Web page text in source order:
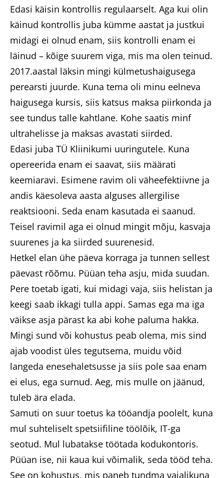
Edasi käisin kontrollis regulaarselt. Aga kui olin
käinud kontrollis juba kümme aastat ja justkui
midagi ei olnud enam, siis kontrolli enam ei
läinud – kõige suurem viga, mis ma olen teinud.
2017.aastal läksin mingi külmetushaigusega
perearsti juurde. Kuna tema oli minu eelneva
haigusega kursis, siis katsus maksa piirkonda ja
see tundus talle kahtlane. Kohe saatis minf
ultrahelisse ja maksas avastati siirded.
Edasi juba TÜ Kliinikumi uuringutele. Kuna
opereerida enam ei saavat, siis määrati
keemiaravi. Esimene ravim oli väheefektiivne ja
andis käesoleva aasta alguses allergilise
reaktsiooni. Seda enam kasutada ei saanud.
Teisel ravimil aga ei olnud mingit mõju, kasvaja
suurenes ja ka siirded suurenesid.
Hetkel elan ühe päeva korraga ja tunnen sellest
päevast rõõmu. Püüan teha asju, mida suudan.
Pere toetab igati, kui midagi vaja, siis helistan ja
keegi saab ikkagi tulla appi. Samas ega ma iga
väikse asja pärast ka abi kohe paluma hakka.
Mingi sund või kohustus peab olema, mis sind
ajab voodist üles tegutsema, muidu võid
langeda enesehaletsusse ja siis pole saa enam
ei elus, ega surnud. Aeg, mis mulle on jäänud,
tuleb ära elada.
Samuti on suur toetus ka tööandja poolelt, kuna
mul suhteliselt spetsiifiline töölõik, IT-ga
seotud. Mul lubatakse töötada kodukontoris.
Püüan ise, nii kaua kui võimalik, seda tööd teha.
See on kohustus, mis paneb tundma vajalikuna